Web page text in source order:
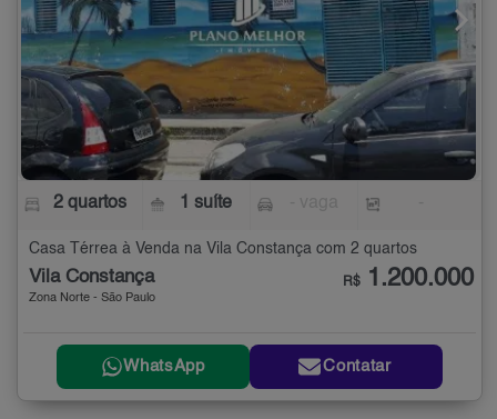
2 quartos 1 suíte
Casa Térrea à Venda na Vila Constança com 2 quartos
Vila Constança
Zona Norte - São Paulo
R$ 1.200.000
WhatsApp Contatar